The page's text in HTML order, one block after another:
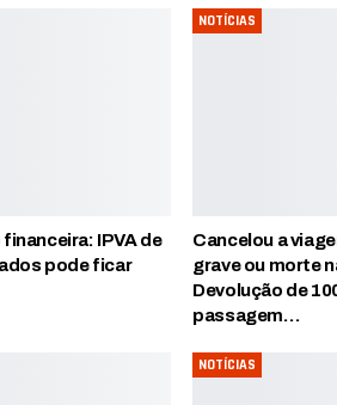
IPVA de
pode ficar
NOTÍCIAS
Cancelou a
grave ou morte
Devolução de
passagem…
NOTÍCIAS